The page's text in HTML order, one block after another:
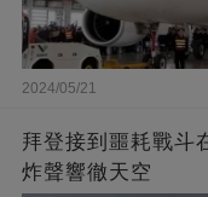
2024/05/21
拜登接到噩耗戰斗
炸聲響徹天空